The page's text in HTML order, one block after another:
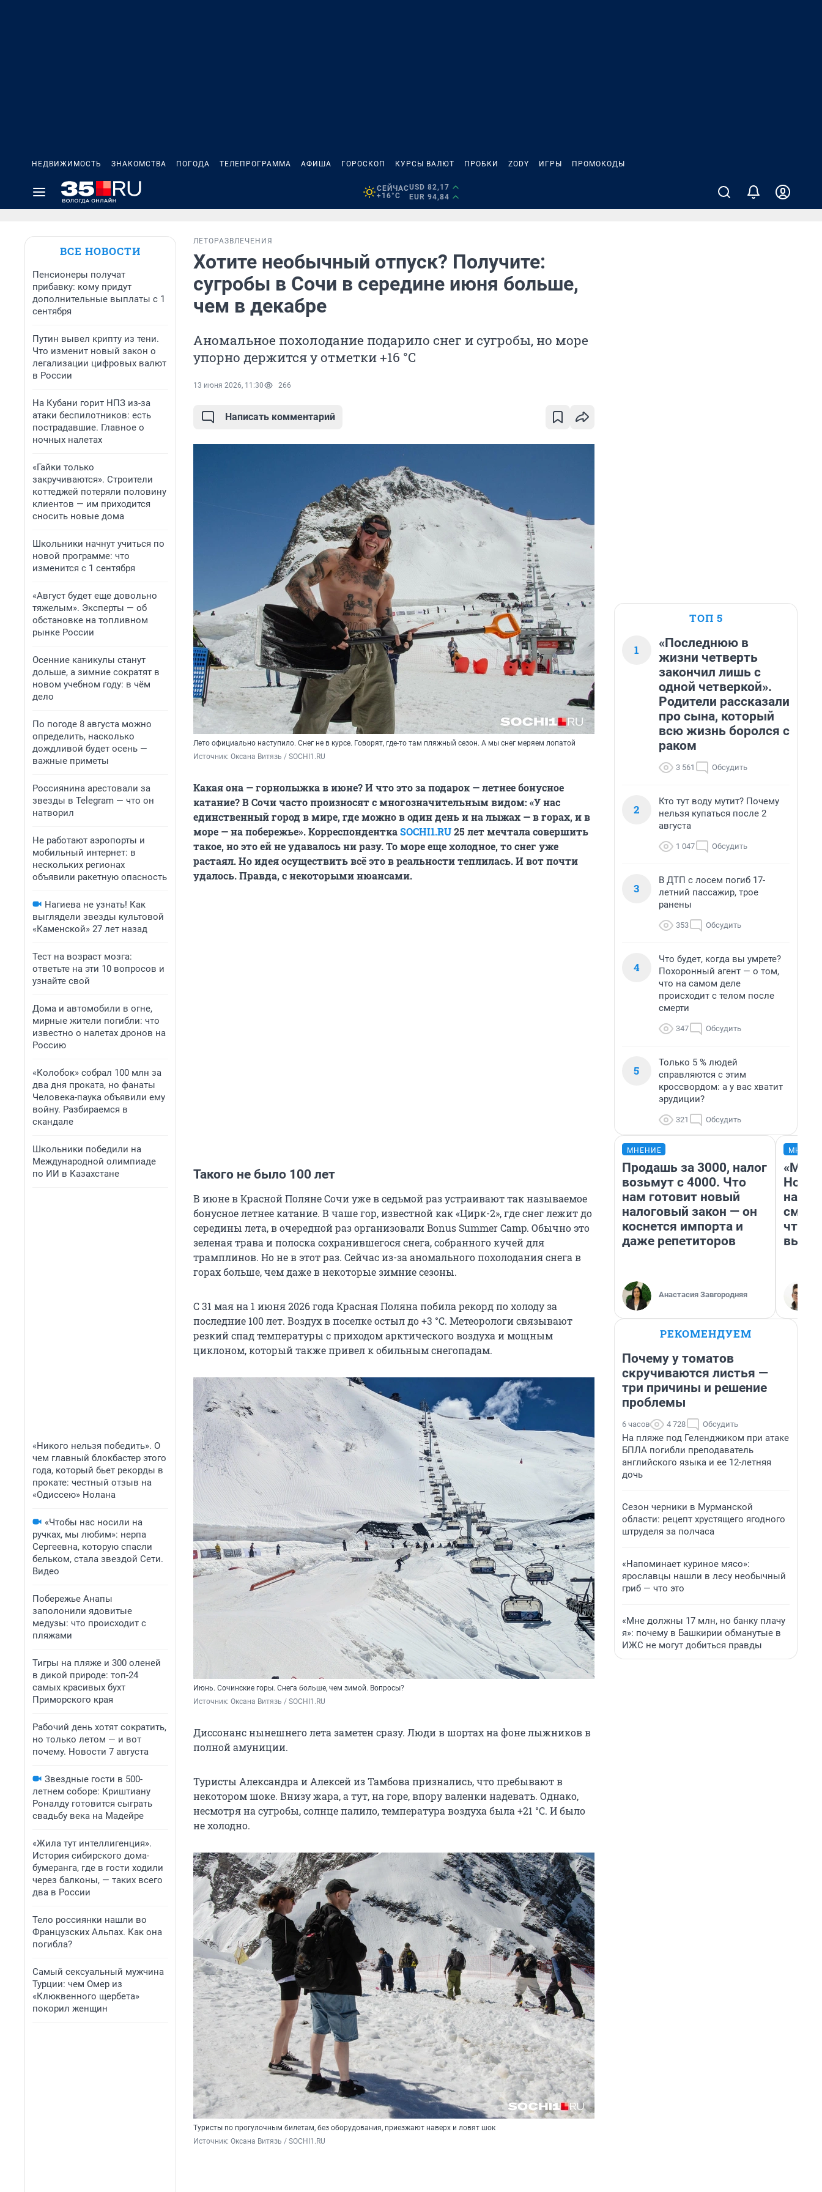
НЕДВИЖИМОСТЬ ЗНАКОМСТВА ПОГОДА ТЕЛЕПРОГРАММА АФИША ГОРОСКОП КУРСЫ ВАЛЮТ ПРОБКИ ZODY ИГРЫ ПРОМОКОДЫ
СЕЙЧАС
+16°C
USD 82,17
EUR 94,84
ВСЕ НОВОСТИ
Пенсионеры получат
прибавку: кому придут
дополнительные выплаты с 1
сентября
Путин вывел крипту из тени.
Что изменит новый закон о
легализации цифровых валют
в России
На Кубани горит НПЗ из-за
атаки беспилотников: есть
пострадавшие. Главное о
ночных налетах
«Гайки только
закручиваются». Строители
коттеджей потеряли половину
клиентов — им приходится
сносить новые дома
Школьники начнут учиться по
новой программе: что
изменится с 1 сентября
«Август будет еще довольно
тяжелым». Эксперты — об
обстановке на топливном
рынке России
Осенние каникулы станут
дольше, а зимние сократят в
новом учебном году: в чём
дело
По погоде 8 августа можно
определить, насколько
дождливой будет осень —
важные приметы
Россиянина арестовали за
звезды в Telegram — что он
натворил
Не работают аэропорты и
мобильный интернет: в
нескольких регионах
объявили ракетную опасность
Нагиева не узнать! Как
выглядели звезды культовой
«Каменской» 27 лет назад
Тест на возраст мозга:
ответьте на эти 10 вопросов и
узнайте свой
Дома и автомобили в огне,
мирные жители погибли: что
известно о налетах дронов на
Россию
«Колобок» собрал 100 млн за
два дня проката, но фанаты
Человека-паука объявили ему
войну. Разбираемся в
скандале
Школьники победили на
Международной олимпиаде
по ИИ в Казахстане
«Никого нельзя победить». О
чем главный блокбастер этого
года, который бьет рекорды в
прокате: честный отзыв на
«Одиссею» Нолана
«Чтобы нас носили на
ручках, мы любим»: нерпа
Сергеевна, которую спасли
бельком, стала звездой Сети.
Видео
Побережье Анапы
заполонили ядовитые
медузы: что происходит с
пляжами
Тигры на пляже и 300 оленей
в дикой природе: топ-24
самых красивых бухт
Приморского края
Рабочий день хотят сократить,
но только летом — и вот
почему. Новости 7 августа
Звездные гости в 500-
летнем соборе: Криштиану
Роналду готовится сыграть
свадьбу века на Мадейре
«Жила тут интеллигенция».
История сибирского дома-
бумеранга, где в гости ходили
через балконы, — таких всего
два в России
Тело россиянки нашли во
Французских Альпах. Как она
погибла?
Самый сексуальный мужчина
Турции: чем Омер из
«Клюквенного щербета»
покорил женщин
ЛЕТО РАЗВЛЕЧЕНИЯ
Хотите необычный отпуск? Получите:
сугробы в Сочи в середине июня больше,
чем в декабре
Аномальное похолодание подарило снег и сугробы, но море
упорно держится у отметки +16 °C
13 июня 2026, 11:30 266
Написать комментарий
Лето официально наступило. Снег не в курсе. Говорят, где-то там пляжный сезон. А мы снег меряем лопатой
Источник: Оксана Витязь / SOCHI1.RU
Какая она — горнолыжка в июне? И что это за подарок — летнее бонусное
катание? В Сочи часто произносят с многозначительным видом: «У нас
единственный город в мире, где можно в один день и на лыжах — в горах, и в
море — на побережье». КорреспонденткаSOCHI1.RU25 лет мечтала совершить
такое, но это ей не удавалось ни разу. То море еще холодное, то снег уже
растаял. Но идея осуществить всё это в реальности теплилась. И вот почти
удалось. Правда, с некоторыми нюансами.
Такого не было 100 лет
В июне в Красной Поляне Сочи уже в седьмой раз устраивают так называемое
бонусное летнее катание. В чаше гор, известной как «Цирк-2», где снег лежит до
середины лета, в очередной раз организовали Bonus Summer Camp. Обычно это
зеленая трава и полоска сохранившегося снега, собранного кучей для
трамплинов. Но не в этот раз. Сейчас из-за аномального похолодания снега в
горах больше, чем даже в некоторые зимние сезоны.
С 31 мая на 1 июня 2026 года Красная Поляна побила рекорд по холоду за
последние 100 лет. Воздух в поселке остыл до+3 °C. Метеорологи связывают
резкий спад температуры с приходом арктического воздуха и мощным
циклоном, который также привел к обильным снегопадам.
Июнь. Сочинские горы. Снега больше, чем зимой. Вопросы?
Источник: Оксана Витязь / SOCHI1.RU
Диссонанс нынешнего лета заметен сразу. Люди в шортах на фоне лыжников в
полной амуниции.
Туристы Александра и Алексей из Тамбова признались, что пребывают в
некотором шоке. Внизу жара, а тут, на горе, впору валенки надевать. Однако,
несмотря на сугробы, солнце палило, температура воздуха была +21 °C. И было
не холодно.
Туристы по прогулочным билетам, без оборудования, приезжают наверх и ловят шок
Источник: Оксана Витязь / SOCHI1.RU
ТОП 5
1
«Последнюю в
жизни четверть
закончил лишь с
одной четверкой».
Родители рассказали
про сына, который
всю жизнь боролся с
раком
3 561 Обсудить
2
Кто тут воду мутит? Почему
нельзя купаться после 2
августа
1 047 Обсудить
3
В ДТП с лосем погиб 17-
летний пассажир, трое
ранены
353 Обсудить
4
Что будет, когда вы умрете?
Похоронный агент — о том,
что на самом деле
происходит с телом после
смерти
347 Обсудить
5
Только 5 % людей
справляются с этим
кроссвордом: а у вас хватит
эрудиции?
321 Обсудить
МНЕНИЕ
Продашь за 3000, налог
возьмут с 4000. Что
нам готовит новый
налоговый закон — он
коснется импорта и
даже репетиторов
Анастасия Завгородняя
«Мы
РЕКОМЕНДУЕМ
Почему у томатов
скручиваются листья —
три причины и решение
проблемы
6 часов 4 728 Обсудить
На пляже под Геленджиком при атаке
БПЛА погибли преподаватель
английского языка и ее 12-летняя
дочь
Сезон черники в Мурманской
области: рецепт хрустящего ягодного
штруделя за полчаса
«Напоминает куриное мясо»:
ярославцы нашли в лесу необычный
гриб — что это
«Мне должны 17 млн, но банку плачу
я»: почему в Башкирии обманутые в
ИЖС не могут добиться правды